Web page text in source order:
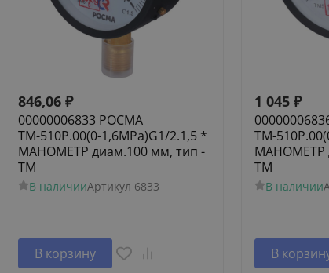
846,06 ₽
00000006833 РОСМА
ТМ-510Р.00(0-1,6МРа)G1/2.1,5 *
МАНОМЕТР диам.100 мм, тип -
ТМ
В наличииАртикул 6833
В корзину
1 045 ₽
ТМ-
МАНОМЕТР
ТМ
В наличии
В